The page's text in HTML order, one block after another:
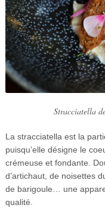
Stracciatella
La stracciatella est la
puisqu’elle désigne le
crémeuse et fondante.
d’artichaut, de noisettes
de barigoule… une
qualité.